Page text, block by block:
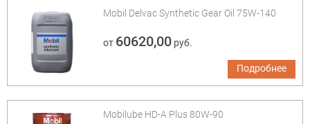
Mobil Delvac Synthetic Gear Oil 75W-140
от 60620,00руб.
Подробнее
Mobilube HD-A Plus 80W-90